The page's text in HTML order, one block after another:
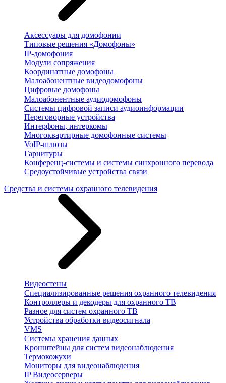
Аксессуары для домофонии
Типовые решения «Домофоны»
IP-домофония
Модули сопряжения
Координатные домофоны
Малоабонентные видеодомофоны
Цифровые домофоны
Малоабонентные аудиодомофоны
Системы цифровой записи аудиоинформации
Переговорные устройства
Интерфоны, интеркомы
Многоквартирные домофонные системы
VoIP-шлюзы
Гарнитуры
Конференц-системы и системы синхронного перевода
Средоустойчивые устройства связи
Средства и системы охранного телевидения
Видеостены
Специализированные решения охранного телевидения
Контроллеры и декодеры для охранного ТВ
Разное для систем охранного ТВ
Устройства обработки видеосигнала
VMS
Системы хранения данных
Кронштейны для систем видеонаблюдения
Термокожухи
Мониторы для видеонаблюдения
IP Видеосерверы